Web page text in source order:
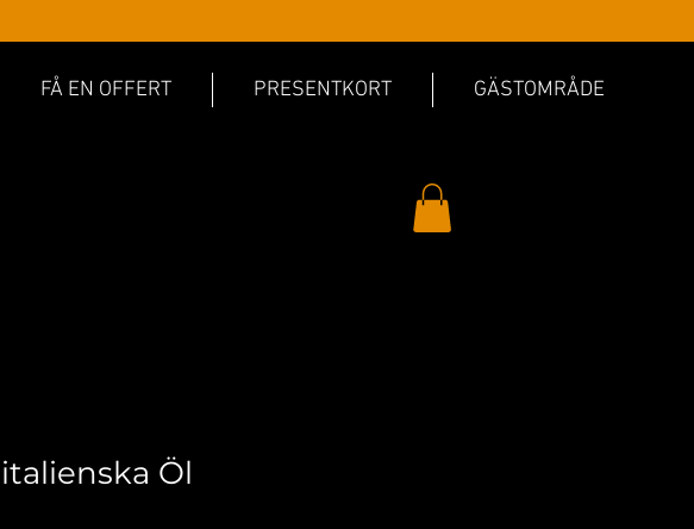
FÅ EN OFFERT PRESENTKORT GÄSTOMRÅDE
italienska Öl